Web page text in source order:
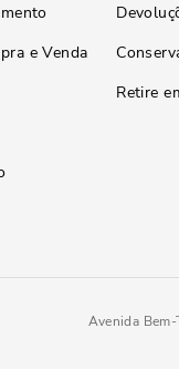
e Venda
Retire
Avenida